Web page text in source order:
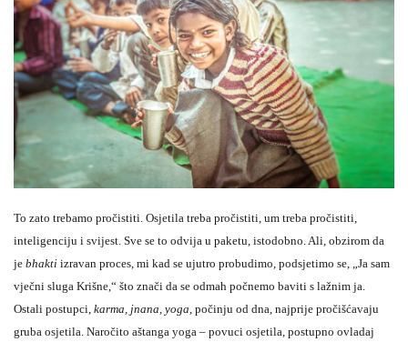
To zato trebamo pročistiti. Osjetila treba pročistiti, um treba pročistiti,
inteligenciju i svijest. Sve se to odvija u paketu, istodobno. Ali, obzirom da
je bhakti izravan proces, mi kad se ujutro probudimo, podsjetimo se, „Ja sam
vječni sluga Krišne,“ što znači da se odmah počnemo baviti s lažnim ja.
Ostali postupci, karma, jnana, yoga, počinju od dna, najprije pročišćavaju
gruba osjetila. Naročito aštanga yoga – povuci osjetila, postupno ovladaj